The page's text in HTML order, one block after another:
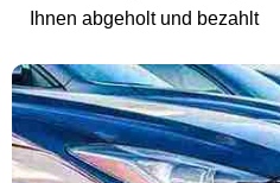
Ihnen abgeholt und bezahlt